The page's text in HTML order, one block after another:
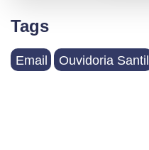
Tags
Email Ouvidoria Santil